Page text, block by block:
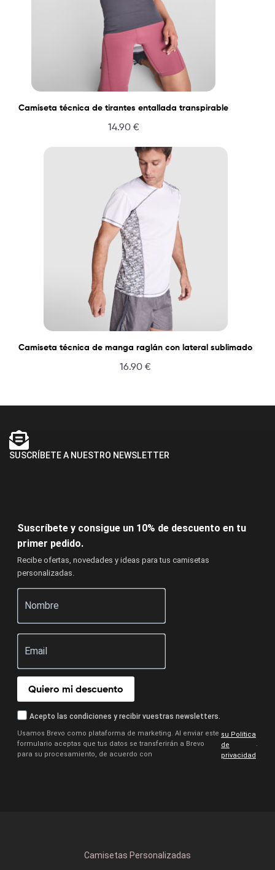
Camiseta técnica de tirantes entallada transpirable
14.90 €
Camiseta técnica de manga raglán con lateral sublimado
16.90 €
SUSCRÍBETE A NUESTRO NEWSLETTER
Suscríbete y consigue un 10% de descuento en tu
primer pedido.
Recibe ofertas, novedades y ideas para tus camisetas
personalizadas.
Quiero mi descuento
Acepto las condiciones y recibir vuestras newsletters.
Usamos Brevo como plataforma de marketing. Al enviar este
formulario aceptas que tus datos se transferirán a Brevo
para su procesamiento, de acuerdo con
su Política
de
privacidad
.
Camisetas Personalizadas